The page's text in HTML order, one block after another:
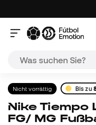
Nicht vorrättig Bis zu
Nike Tiempo Legend 10 Verein
FG/ MG